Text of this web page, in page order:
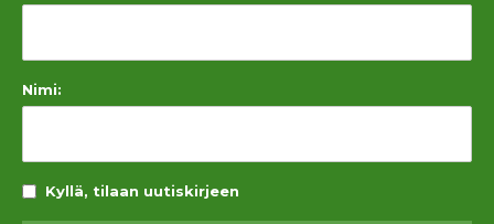
Nimi:
Kyllä, tilaan uutiskirjeen